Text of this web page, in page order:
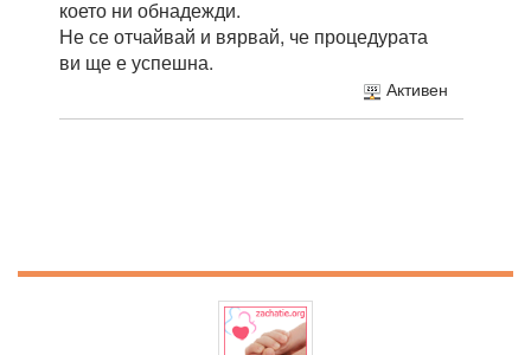
което ни обнадежди.
Не се отчайвай и вярвай, че процедурата
ви ще е успешна.
Активен